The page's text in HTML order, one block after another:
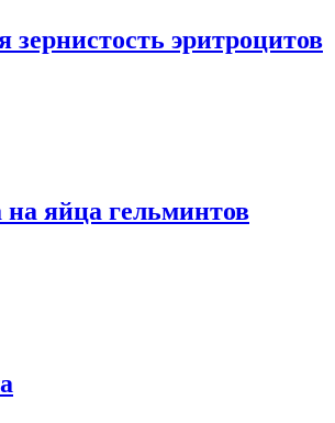
зернистость эритроцитов
яйца гельминтов